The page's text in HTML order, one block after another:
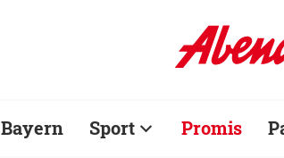
Bayern Sport Promis